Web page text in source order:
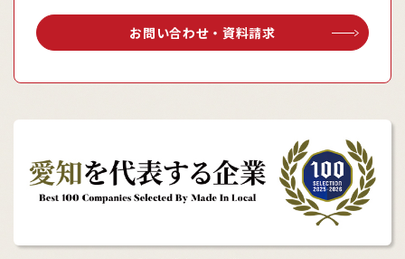
お問い合わせ・資料請求